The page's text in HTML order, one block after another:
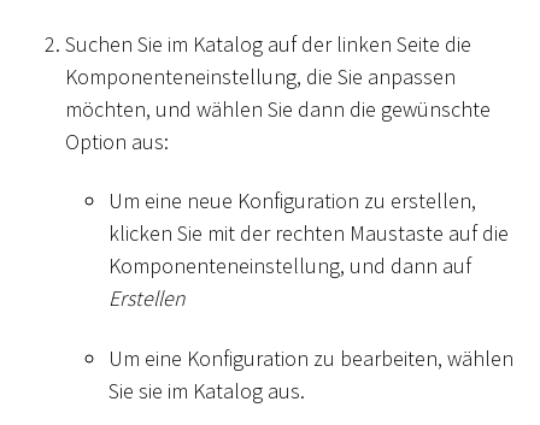
Suchen Sie im Katalog auf der linken Seite die
Komponenteneinstellung, die Sie anpassen
möchten, und wählen Sie dann die gewünschte
Option aus:
Um eine neue Konfiguration zu erstellen,
klicken Sie mit der rechten Maustaste auf die
Komponenteneinstellung, und dann auf
Erstellen
Um eine Konfiguration zu bearbeiten, wählen
Sie sie im Katalog aus.